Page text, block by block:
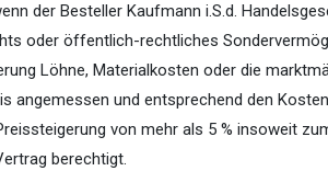
der Besteller Kaufmann i.S.d.
oder öffentlich-rechtliches
Löhne, Materialkosten oder die
angemessen und entsprechend den
von mehr als 5 % insoweit
berechtigt.